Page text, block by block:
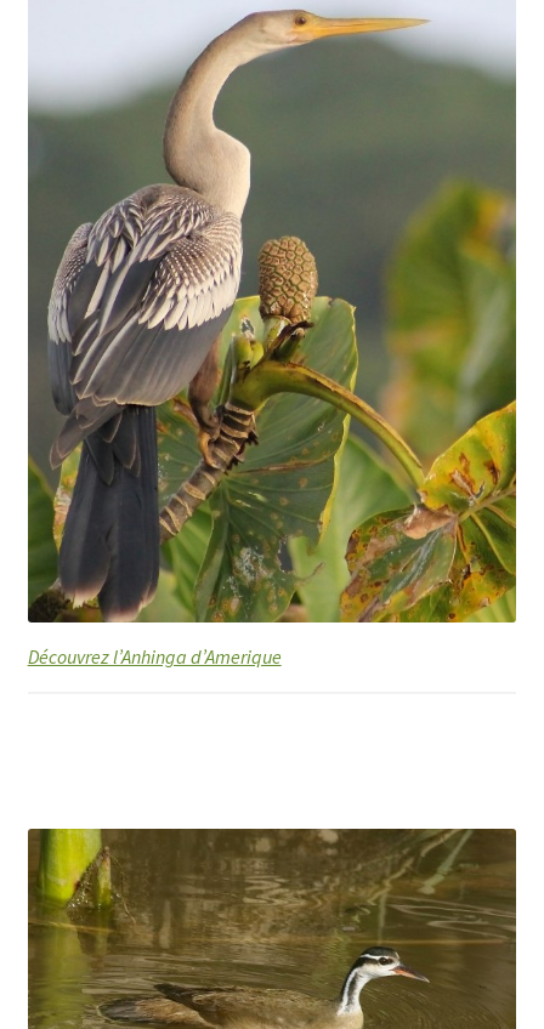
Découvrez l’Anhinga d’Amerique